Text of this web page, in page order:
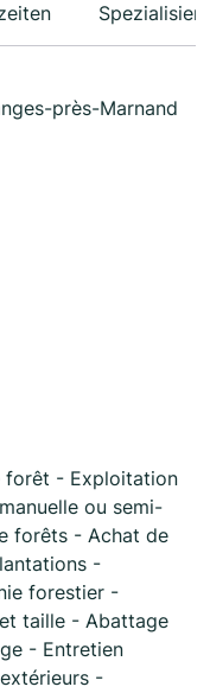
près-Marnand
forêt - Exploitation
ou semi-
forêts - Achat de
-
forestier -
taille - Abattage
- Entretien
-